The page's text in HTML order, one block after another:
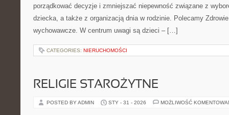
porządkować decyzje i zmniejszać niepewność związane z
dziecka, a także z organizacją dnia w rodzinie. Polecamy
wychowawcze. W centrum uwagi są dzieci – […]
CATEGORIES: NIERUCHOMOŚCI
RELIGIE STAROŻYTNE
POSTED BY ADMIN STY - 31 - 2026 MOŻLIWOŚĆ